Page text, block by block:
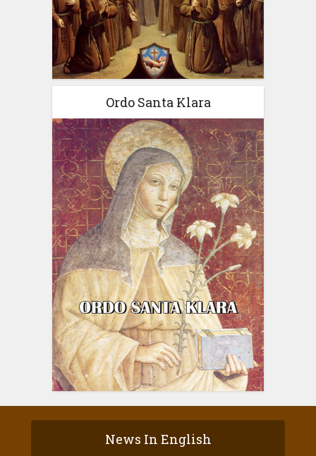
Ordo Santa Klara
News In English